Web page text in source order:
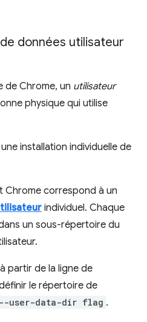
données utilisateur
de Chrome, un utilisateur
physique qui utilise
installation individuelle de
Chrome correspond à un
individuel. Chaque
un sous-répertoire du
partir de la ligne de
le répertoire de
--user-data-dir flag .